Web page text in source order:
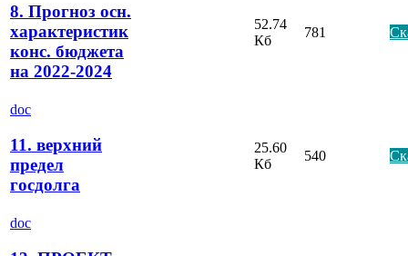
8. Прогноз осн.
характеристик
конс. бюджета
на 2022-2024
52.74
Кб
781
doc
11. верхний
предел
госдолга
25.60
Кб
540
doc